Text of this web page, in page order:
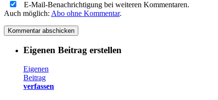
E-Mail-Benachrichtigung bei weiteren Kommentaren.
Auch möglich: Abo ohne Kommentar.
Eigenen Beitrag erstellen
Eigenen
Beitrag
verfassen